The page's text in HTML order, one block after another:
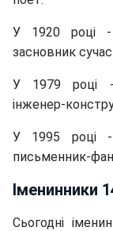
У 1920 році -
засновник
У 1979 році -
інженер-
У 1995 році -
письменник-
Іменинники
Сьогодні